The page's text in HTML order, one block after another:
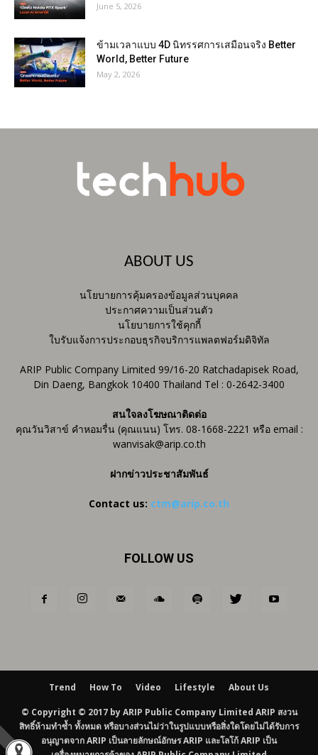
June 5, 2026
ข้ามเวลาแบบ 4D นิทรรศการเสมือนจริง Better
World, Better Future
May 2, 2026
ABOUT US
นโยบายการคุ้มครองข้อมูลส่วนบุคคล
ประกาศความเป็นส่วนตัว
นโยบายการใช้คุกกี้
ใบรับแจ้งการประกอบธุรกิจบริการแพลตฟอร์มดิจิทัล
ARIP Public Company Limited 99/16-20 Ratchadapisek Road,
Din Daeng, Bangkok 10400 Thailand Tel : 0-2642-3400
สนใจลงโฆษณาติดต่อ
คุณวันวิสาข์ คำหอมรื่น (คุณแนน) โทร. 08-1668-2221 หรือ email :
wanvisak@arip.co.th
ฝากข่าวประชาสัมพันธ์
Contact us: ctm@arip.co.th
FOLLOW US
Trend How To Video Lifestyle About Us
© Copyright © 2017 by ARIP Public Company Limited ARIP สงวน
สิทธิ์ห้ามทำซ้ำ ทั้งหมด หรือบางส่วนไม่ว่าในรูปแบบหรือสิ่งใดโดยไม่ได้รับการ
อนุญาตจาก ARIP เป็นลายลักษณ์อักษร ARIP และโลโก้ ARIP เป็น